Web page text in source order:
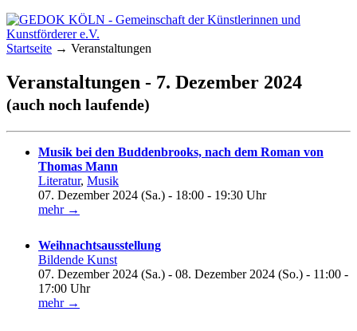
GEDOK KÖLN
Gemeinschaft der Künstlerinnen und
Kunstförderer e.V.
Startseite → Veranstaltungen
Veranstaltungen - 7. Dezember 2024
(auch noch laufende)
Musik bei den Buddenbrooks, nach dem Roman von
Thomas Mann
Literatur, Musik
07. Dezember 2024 (Sa.) - 18:00 - 19:30 Uhr
mehr →
Weihnachtsausstellung
Bildende Kunst
07. Dezember 2024 (Sa.) - 08. Dezember 2024 (So.) - 11:00 -
17:00 Uhr
mehr →